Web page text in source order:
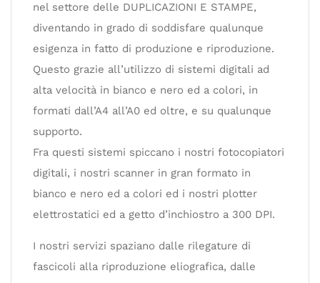
nel settore delle DUPLICAZIONI E STAMPE,
diventando in grado di soddisfare qualunque
esigenza in fatto di produzione e riproduzione.
Questo grazie all’utilizzo di sistemi digitali ad
alta velocità in bianco e nero ed a colori, in
formati dall’A4 all’A0 ed oltre, e su qualunque
supporto.
Fra questi sistemi spiccano i nostri fotocopiatori
digitali, i nostri scanner in gran formato in
bianco e nero ed a colori ed i nostri plotter
elettrostatici ed a getto d’inchiostro a 300 DPI.
I nostri servizi spaziano dalle rilegature di
fascicoli alla riproduzione eliografica, dalle